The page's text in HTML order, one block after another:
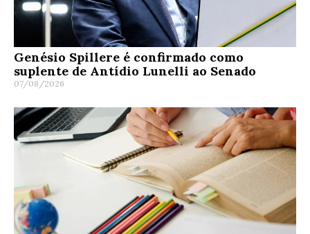
Genésio Spillere é confirmado como
suplente de Antídio Lunelli ao Senado
07/08/2026